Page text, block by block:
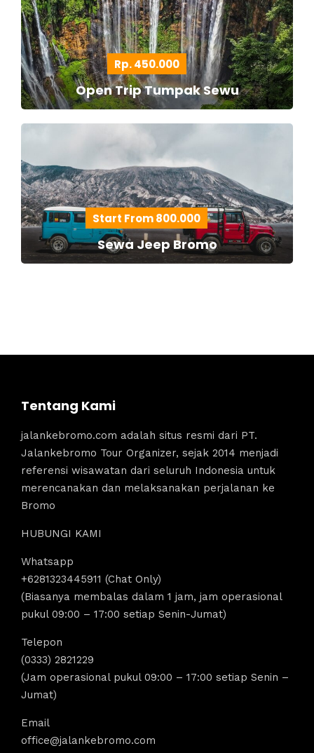
Rp. 450.000
Open Trip Tumpak Sewu
Start From 800.000
Sewa Jeep Bromo
Tentang Kami
jalankebromo.com adalah situs resmi dari PT.
Jalankebromo Tour Organizer, sejak 2014 menjadi
referensi wisawatan dari seluruh Indonesia untuk
merencanakan dan melaksanakan perjalanan ke
Bromo
HUBUNGI KAMI
Whatsapp
+6281323445911 (Chat Only)
(Biasanya membalas dalam 1 jam, jam operasional
pukul 09:00 – 17:00 setiap Senin-Jumat)
Telepon
(0333) 2821229
(Jam operasional pukul 09:00 – 17:00 setiap Senin –
Jumat)
Email
office@jalankebromo.com